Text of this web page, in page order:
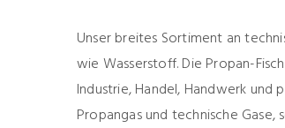
Unser breites Sortiment an
wie Wasserstoff. Die Propan-
Industrie, Handel, Handwerk und
Propangas und technische Gase,